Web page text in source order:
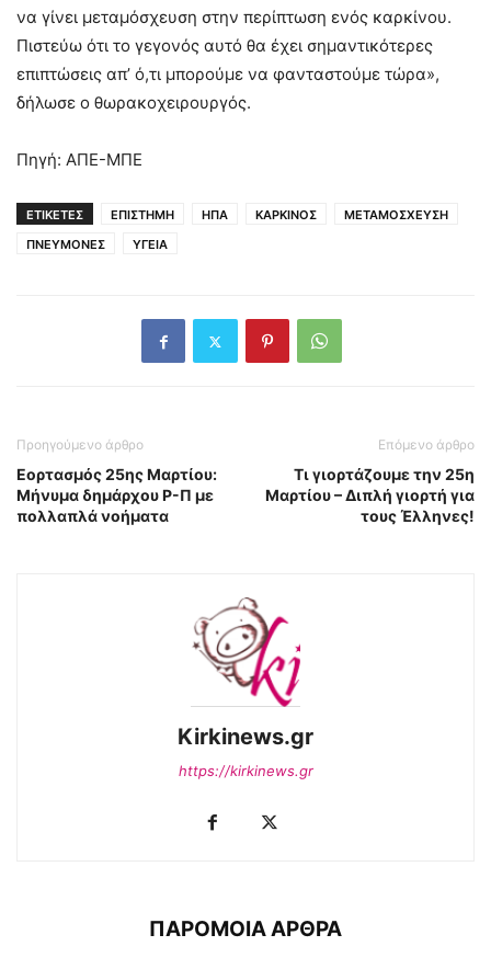
να γίνει μεταμόσχευση στην περίπτωση ενός καρκίνου.
Πιστεύω ότι το γεγονός αυτό θα έχει σημαντικότερες
επιπτώσεις απ’ ό,τι μπορούμε να φανταστούμε τώρα»,
δήλωσε ο θωρακοχειρουργός.
Πηγή: ΑΠΕ-ΜΠΕ
ΕΤΙΚΕΤΕΣ ΕΠΙΣΤΗΜΗ ΗΠΑ ΚΑΡΚΙΝΟΣ
ΜΕΤΑΜΟΣΧΕΥΣΗ
ΠΝΕΥΜΟΝΕΣ
ΥΓΕΙΑ
Προηγούμενο άρθρο
Εορτασμός 25ης Μαρτίου:
Μήνυμα δημάρχου Ρ-Π με
πολλαπλά νοήματα
Επόμενο άρθρο
Τι γιορτάζουμε την 25η
Μαρτίου – Διπλή γιορτή για
τους Έλληνες!
Kirkinews.gr
https://kirkinews.gr
ΠΑΡΟΜΟΙΑ ΑΡΘΡΑ